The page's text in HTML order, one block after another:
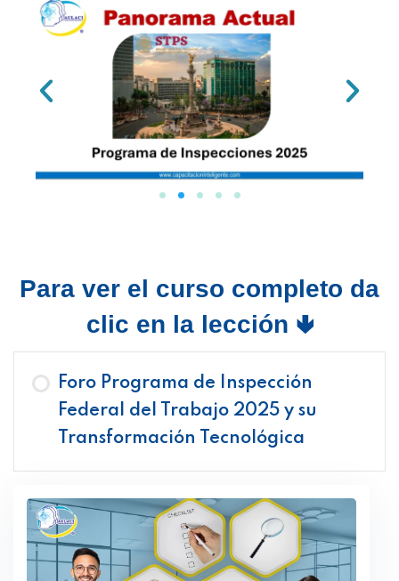
Para ver el curso completo da
clic en la lección 🢃
Foro Programa de Inspección
Federal del Trabajo 2025 y su
Transformación Tecnológica